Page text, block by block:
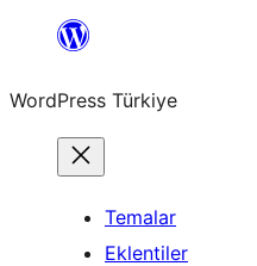
İçeriğe
WordPress Türkiye
Temalar
Eklentiler